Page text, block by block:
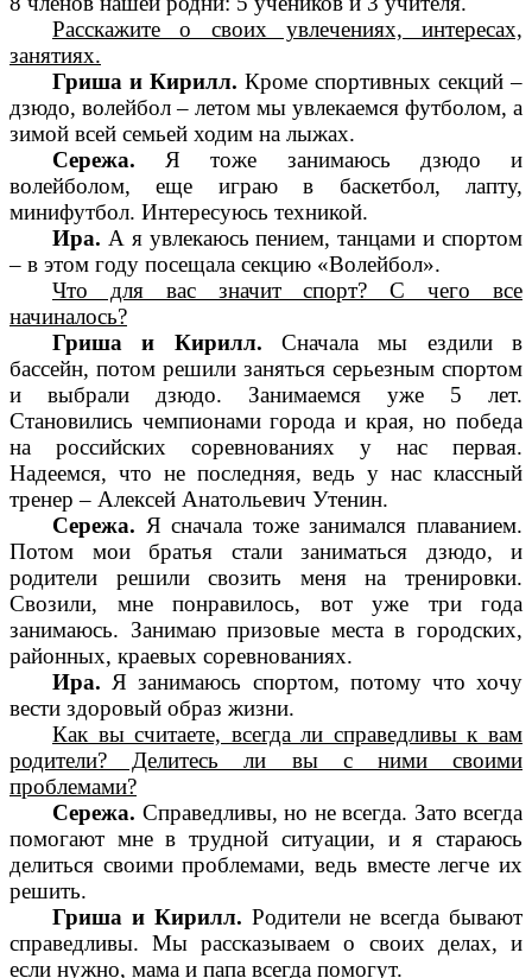
Расскажите о своих увлечениях, интересах,
занятиях.
Гриша и Кирилл. Кроме спортивных секций –
дзюдо, волейбол – летом мы увлекаемся футболом, а
зимой всей семьей ходим на лыжах.
Сережа. Я тоже занимаюсь дзюдо и
волейболом, еще играю в баскетбол, лапту,
минифутбол. Интересуюсь техникой.
Ира. А я увлекаюсь пением, танцами и спортом
– в этом году посещала секцию «Волейбол».
Что для вас значит спорт? С чего все
начиналось?
Гриша и Кирилл. Сначала мы ездили в
бассейн, потом решили заняться серьезным спортом
и выбрали дзюдо. Занимаемся уже 5 лет.
Становились чемпионами города и края, но победа
на российских соревнованиях у нас первая.
Надеемся, что не последняя, ведь у нас классный
тренер – Алексей Анатольевич Утенин.
Сережа. Я сначала тоже занимался плаванием.
Потом мои братья стали заниматься дзюдо, и
родители решили свозить меня на тренировки.
Свозили, мне понравилось, вот уже три года
занимаюсь. Занимаю призовые места в городских,
районных, краевых соревнованиях.
Ира. Я занимаюсь спортом, потому что хочу
вести здоровый образ жизни.
Как вы считаете, всегда ли справедливы к вам
родители? Делитесь ли вы с ними своими
проблемами?
Сережа. Справедливы, но не всегда. Зато всегда
помогают мне в трудной ситуации, и я стараюсь
делиться своими проблемами, ведь вместе легче их
решить.
Гриша и Кирилл. Родители не всегда бывают
справедливы. Мы рассказываем о своих делах, и
если нужно, мама и папа всегда помогут.